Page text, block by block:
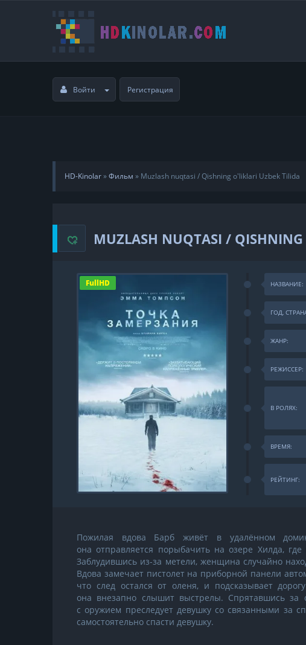
Войти Регистрация
HD-Kinolar»Фильм » Muzlash nuqtasi / Qishning o'liklari Uzbek Tilida
MUZLASH NUQTASI /
FullHD НАЗВАНИЕ:
ГОД,
ЖАНР:
РЕЖИССЕР:
В РОЛЯХ:
ВРЕМЯ:
РЕЙТИНГ:
Пожилая вдова Барб живёт в удалённом
она отправляется порыбачить на озере Хилда,
Заблудившись из-за метели, женщина случайно
Вдова замечает пистолет на приборной панели
что след остался от оленя, и подсказывает
она внезапно слышит выстрелы. Спрятавшись
с оружием преследует девушку со связанными за
самостоятельно спасти девушку.